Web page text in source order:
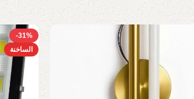
-31%
الساخنة